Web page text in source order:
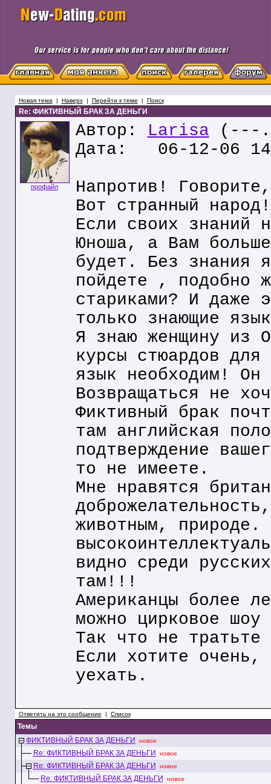
Новая тема | Наверх| Перейти к теме | Поиск
Re: ФИКТИВНЫЙ БРАК ЗА ДЕНЬГИ
профайл
Автор: Larisa (---
Дата: 06-12-06
Напротив!
Вот странный
Если своих знаний
Юноша, а Вам
будет. Без знания
пойдете , подобно
стариками? И даже
только знающие
Я знаю женщину из
курсы стюардов
язык необходим!
Возвращаться не
Фиктивный брак
там английская
подтверждение
то не имеете.
Мне нравятся
животным, природе.
видно среди
там!!!
Американцы более
можно цирковое шоу
Так что не
Если хотите очень,
уехать.
Ответить на это сообщение | Список
Темы
ФИКТИВНЫЙ БРАК ЗА ДЕНЬГИ
новое
Re: ФИКТИВНЫЙ БРАК ЗА ДЕНЬГИ новое
Re: ФИКТИВНЫЙ БРАК ЗА ДЕНЬГИ новое
Re: ФИКТИВНЫЙ БРАК ЗА ДЕНЬГИ новое